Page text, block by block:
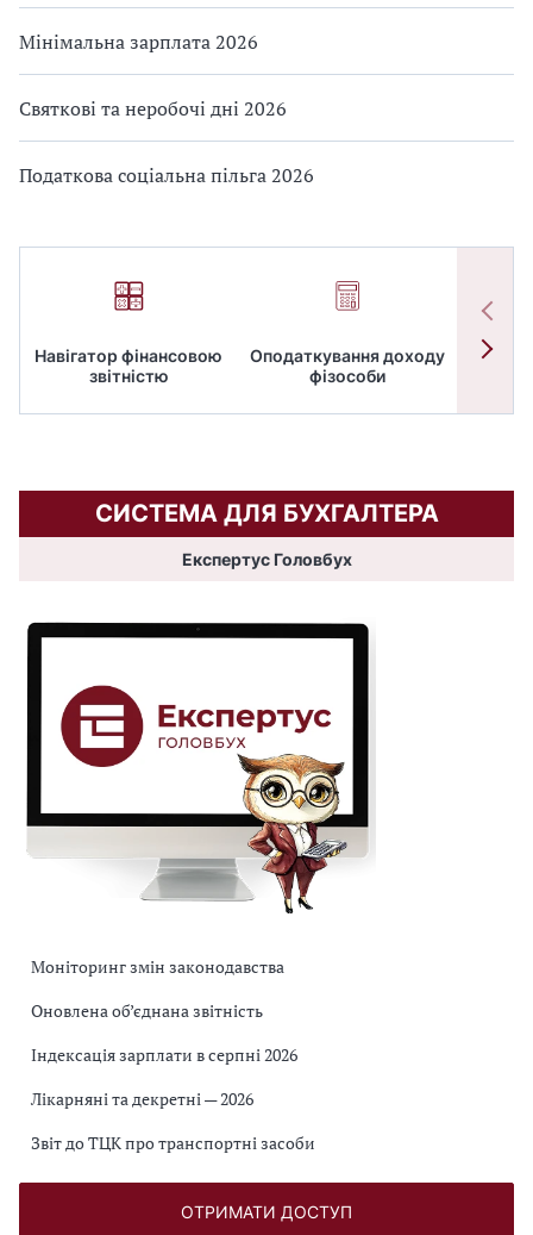
Мінімальна зарплата 2026
Святкові та неробочі дні 2026
Податкова соціальна пільга 2026
Навігатор фінансовою
звітністю
Оподаткування доходу
фізособи
СИСТЕМА ДЛЯ БУХГАЛТЕРА
Експертус Головбух
Моніторинг змін законодавства
Оновлена об’єднана звітність
Індексація зарплати в серпні 2026
Лікарняні та декретні — 2026
Звіт до ТЦК про транспортні засоби
ОТРИМАТИ ДОСТУП